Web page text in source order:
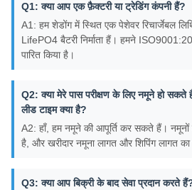
Q1: क्या आप एक फ़ैक्टरी या ट्रेडिंग कंपनी हैं?
A1: हम शेडोंग में स्थित एक पेशेवर रिचार्जेबल
LifePO4 बैटरी निर्माता हैं। हमने
पारित किया है।
Q2: क्या मेरे पास परीक्षण के लिए नमूने हो
लीड टाइम क्या है?
A2: हाँ, हम नमूने की आपूर्ति कर सकते हैं। नमूनों
है, और खरीदार नमूना लागत और शिपिंग लागत
Q3: क्या आप बिक्री के बाद सेवा प्रदान करते